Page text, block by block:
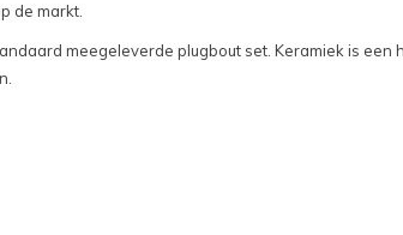
de markt.
meegeleverde plugbout set. Keramiek is